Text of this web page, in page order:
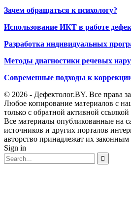
Зачем обращаться к психологу?
Использование ИКТ в работе
Разработка индивидуальных
Методы диагностики речевых
Современные подходы к
© 2026 - Дефектолог.BY. Все права
Любое копирование материалов с
только с обратной активной ссылкой
Все материалы опубликованные на
источников и других порталов
авторство принадлежат их законным
Sign in